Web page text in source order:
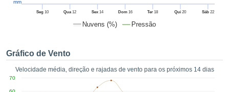
o
no
como
Nuvens (%) Pressão
Seg10 Qua12 Sex 14 Dom16 Ter 18 Qui 20 Sáb22
mm
Gráfico de Vento
Velocidade média, direção e rajadas de vento para os próximos 14 dias
70